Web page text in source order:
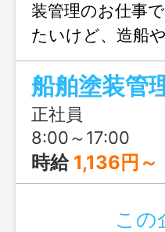
装管理のお仕事
たいけど、造船
てほしい！社員
くださいね。
船舶塗装管
正社員
8:00～17:00
時給 1,136円～
この